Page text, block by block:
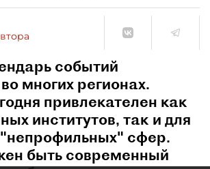
событий
многих регионах.
привлекателен как
институтов, так и для
сфер.
быть современный